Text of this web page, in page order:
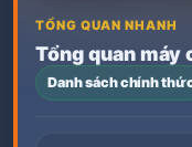
TỔNG QUAN NHANH
Tổng quan máy
Danh sách chính